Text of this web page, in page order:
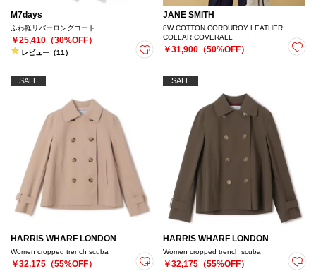
M7days
ふわ軽リバーロングコート
￥25,410（30%OFF）
レビュー（11）
JANE SMITH
8W COTTON CORDUROY LEATHER
COLLAR COVERALL
￥31,900（50%OFF）
SALE
HARRIS WHARF LONDON
Women cropped trench scuba
￥32,175（55%OFF）
SALE
HARRIS WHARF LONDON
Women cropped trench scuba
￥32,175（55%OFF）